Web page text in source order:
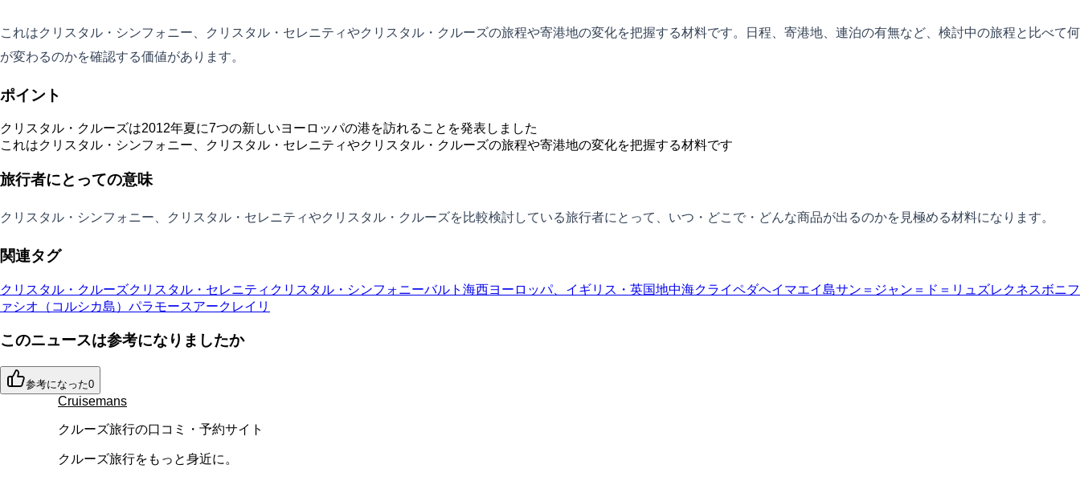
これはクリスタル・シンフォニー、クリスタル・セレニティやクリスタル・クルーズの旅程や寄港地の変化を把握する材料です。日程、寄港地、連泊の有無など、検討中の旅程と比べて何
が変わるのかを確認する価値があります。
ポイント
クリスタル・クルーズは2012年夏に7つの新しいヨーロッパの港を訪れることを発表しました
これはクリスタル・シンフォニー、クリスタル・セレニティやクリスタル・クルーズの旅程や寄港地の変化を把握する材料です
旅行者にとっての意味
クリスタル・シンフォニー、クリスタル・セレニティやクリスタル・クルーズを比較検討している旅行者にとって、いつ・どこで・どんな商品が出るのかを見極める材料になります。
関連タグ
クリスタル・クルーズクリスタル・セレニティ クリスタル・シンフォニーバルト海西ヨーロッパ、イギリス・英国地中海クライペダヘイマエイ島サン＝ジャン＝ド＝リュズレクネスボニフ
ァシオ（コルシカ島） パラモースアークレイリ
このニュースは参考になりましたか
参考になった0
Cruisemans
クルーズ旅行の口コミ・予約サイト
クルーズ旅行をもっと身近に。